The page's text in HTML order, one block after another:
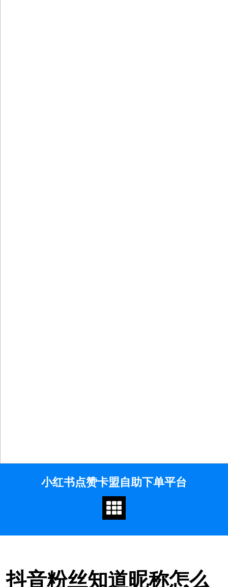
小红书点赞卡盟自助下单平台
抖音粉丝知道昵称怎么